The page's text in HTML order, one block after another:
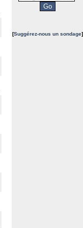
[Suggérez-nous un sondage]